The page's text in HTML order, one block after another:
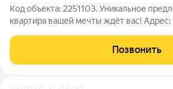
Код объекта: 2251103. Уникальное
квартира вашей мечты ждёт вас! Адрес: Россия, Москва,
Аэростатная улица, 15к9. Прописка
- Год постройки: 2025. -
Позвонить